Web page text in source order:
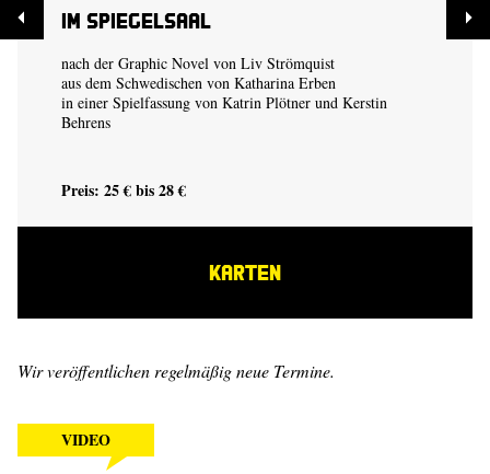
Im Spiegelsaal
nach der Graphic Novel von Liv Strömquist
aus dem Schwedischen von Katharina Erben
in einer Spielfassung von Katrin Plötner und Kerstin
Behrens
Preis: 25 € bis 28 €
KARTEN
Wir veröffentlichen regelmäßig neue Termine.
VIDEO